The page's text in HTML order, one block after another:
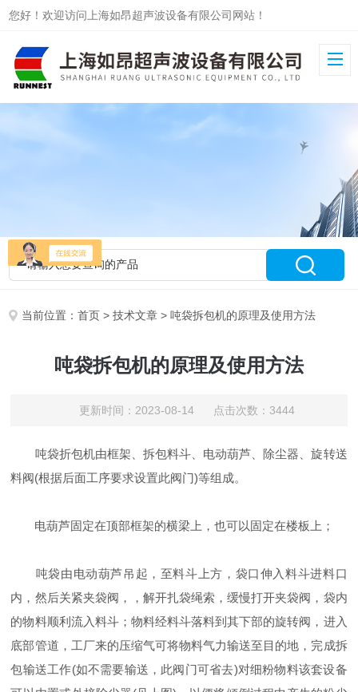
您好！欢迎访问上海如昂超声波设备有限公司网站！
当前位置：首页 >技术文章 > 吨袋拆包机的原理及使用方法
吨袋拆包机的原理及使用方法
更新时间：2023-08-14 点击次数：3444
吨袋折包机由框架、拆包料斗、电动葫芦、除尘器、旋转送
料阀(根据后面工序要求设置此阀门)等组成。
电葫芦固定在顶部框架的横梁上，也可以固定在楼板上；
吨袋由电动葫芦吊起，至料斗上方，袋口伸入料斗进料口
内，然后关紧夹袋阀，，解开扎袋绳索，缓慢打开夹袋阀，袋内
的物料顺利流入料斗；物料经料斗落料到其下部的旋转阀，进入
底部管道，工厂来的压缩气可将物料气力输送至目的地，完成拆
包输送工作(如不需要输送，此阀门可省去)对细粉物料该套设备